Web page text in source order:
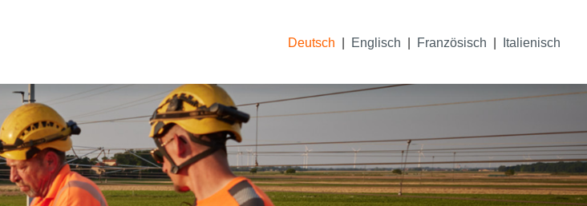
Deutsch Englisch Französisch Italienisch